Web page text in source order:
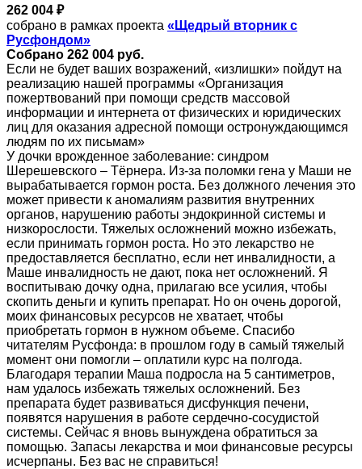
262 004 ₽
собрано в рамках проекта «Щедрый вторник с
Русфондом»
Собрано 262 004 руб.
Если не будет ваших возражений, «излишки» пойдут на
реализацию нашей программы «Организация
пожертвований при помощи средств массовой
информации и интернета от физических и юридических
лиц для оказания адресной помощи остронуждающимся
людям по их письмам»
У дочки врожденное заболевание: синдром
Шерешевского – Тёрнера. Из-за поломки гена у Маши не
вырабатывается гормон роста. Без должного лечения это
может привести к аномалиям развития внутренних
органов, нарушению работы эндокринной системы и
низкорослости. Тяжелых осложнений можно избежать,
если принимать гормон роста. Но это лекарство не
предоставляется бесплатно, если нет инвалидности, а
Маше инвалидность не дают, пока нет осложнений. Я
воспитываю дочку одна, прилагаю все усилия, чтобы
скопить деньги и купить препарат. Но он очень дорогой,
моих финансовых ресурсов не хватает, чтобы
приобретать гормон в нужном объеме. Спасибо
читателям Русфонда: в прошлом году в самый тяжелый
момент они помогли – оплатили курс на полгода.
Благодаря терапии Маша подросла на 5 сантиметров,
нам удалось избежать тяжелых осложнений. Без
препарата будет развиваться дисфункция печени,
появятся нарушения в работе сердечно-сосудистой
системы. Сейчас я вновь вынуждена обратиться за
помощью. Запасы лекарства и мои финансовые ресурсы
исчерпаны. Без вас не справиться!